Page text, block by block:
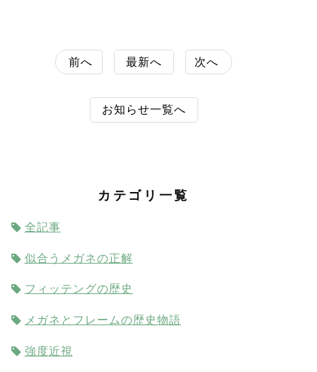
前へ 最新へ 次へ
お知らせ一覧へ
カテゴリ一覧
全記事
似合うメガネの正解
フィッテングの歴史
メガネとフレームの歴史物語
強度近視